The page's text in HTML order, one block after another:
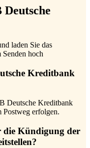
laden Sie das
hoch
Kreditbank
Deutsche Kreditbank
erfolgen.
die Kündigung der